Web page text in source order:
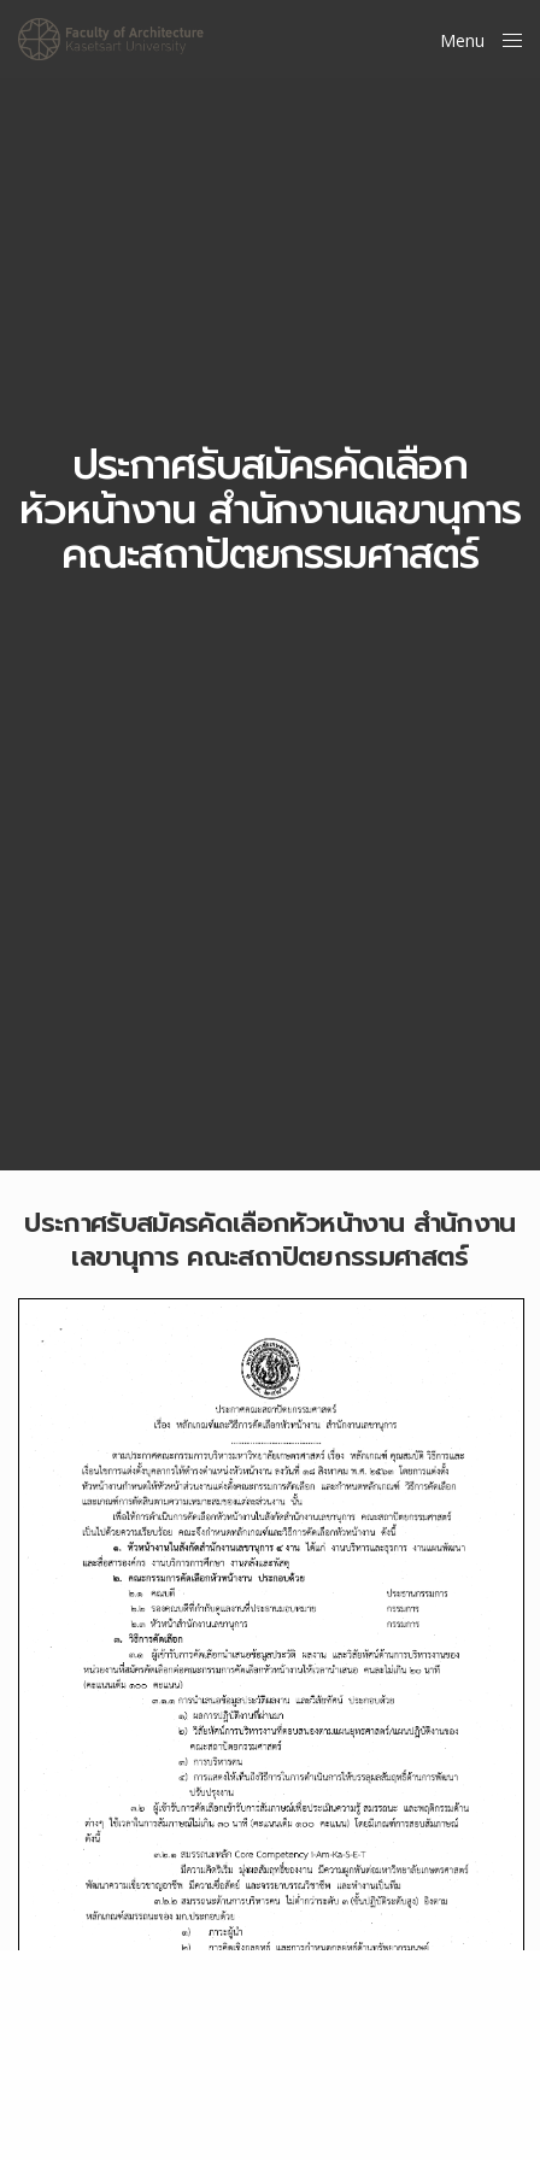
Menu
ประกาศรับสมัครคัดเลือก
หัวหน้างาน สำนักงานเลขานุการ
คณะสถาปัตยกรรมศาสตร์
ประกาศรับสมัครคัดเลือกหัวหน้างาน สำนักงาน
เลขานุการ คณะสถาปัตยกรรมศาสตร์